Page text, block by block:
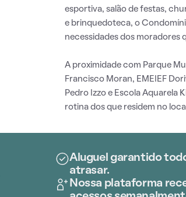
esportiva, salão de festas,
e brinquedoteca, o
necessidades dos moradores
A proximidade com Parque
Francisco Moran, EMEIEF
Pedro Izzo e Escola Aquarela
rotina dos que residem no
Aluguel garantido
atrasar.
Nossa plataforma